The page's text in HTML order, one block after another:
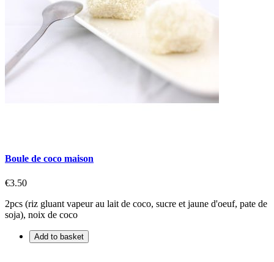
Boule de coco maison
€3.50
2pcs (riz gluant vapeur au lait de coco, sucre et jaune d'oeuf, pate de
soja), noix de coco
Add to basket